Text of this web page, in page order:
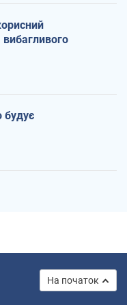
будує
На початок